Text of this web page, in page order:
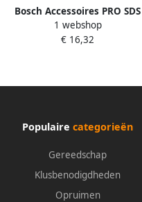
Bosch Accessoires PRO SDS
plus-5X Hamerboor | 7 x 400
x 465 mm 2608707234
1 webshop
€ 16,32
Populaire categorieën
Gereedschap
Klusbenodigdheden
Opruimen